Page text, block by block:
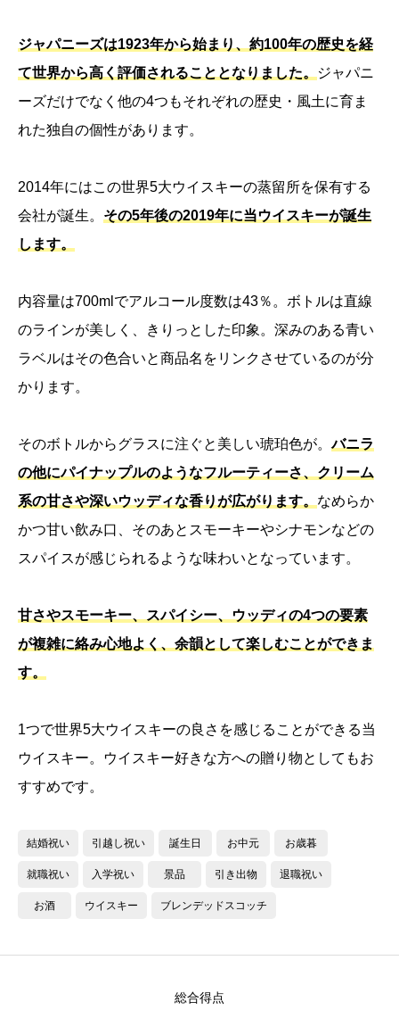
ジャパニーズは1923年から始まり、約100年の歴史を経
て世界から高く評価されることとなりました。
ジャパニ
ーズだけでなく他の4つもそれぞれの歴史・風土に育ま
れた独自の個性があります。
2014年にはこの世界5大ウイスキーの蒸留所を保有する
会社が誕生。 その5年後の2019年に当ウイスキーが誕生
します。
内容量は700mlでアルコール度数は43％。ボトルは直線
のラインが美しく、きりっとした印象。深みのある青い
ラベルはその色合いと商品名をリンクさせているのが分
かります。
そのボトルからグラスに注ぐと美しい琥珀色が。バニラ
の他にパイナップルのようなフルーティーさ、クリーム
系の甘さや深いウッディな香りが広がります。 なめらか
かつ甘い飲み口、そのあとスモーキーやシナモンなどの
スパイスが感じられるような味わいとなっています。
甘さやスモーキー、スパイシー、ウッディの4つの要素
が複雑に絡み心地よく、余韻として楽しむことができま
す。
1つで世界5大ウイスキーの良さを感じることができる当
ウイスキー。ウイスキー好きな方への贈り物としてもお
すすめです。
結婚祝い 引越し祝い 誕生日 お中元 お歳暮
就職祝い 入学祝い 景品 引き出物 退職祝い
お酒 ウイスキー ブレンデッドスコッチ
総合得点